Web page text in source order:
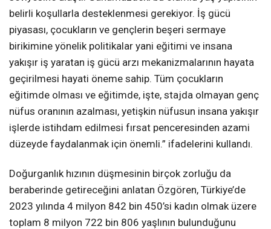
belirli koşullarla desteklenmesi gerekiyor. İş gücü
piyasası, çocukların ve gençlerin beşeri sermaye
birikimine yönelik politikalar yani eğitimi ve insana
yakışır iş yaratan iş gücü arzı mekanizmalarının hayata
geçirilmesi hayati öneme sahip. Tüm çocukların
eğitimde olması ve eğitimde, işte, stajda olmayan genç
nüfus oranının azalması, yetişkin nüfusun insana yakışır
işlerde istihdam edilmesi fırsat penceresinden azami
düzeyde faydalanmak için önemli.” ifadelerini kullandı.
Doğurganlık hızının düşmesinin birçok zorluğu da
beraberinde getireceğini anlatan Özgören, Türkiye’de
2023 yılında 4 milyon 842 bin 450’si kadın olmak üzere
toplam 8 milyon 722 bin 806 yaşlının bulunduğunu